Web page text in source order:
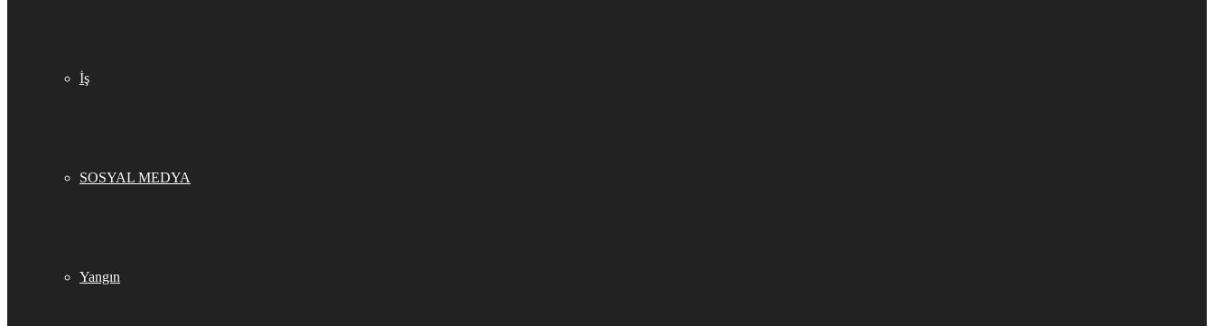
İş
SOSYAL MEDYA
Yangın